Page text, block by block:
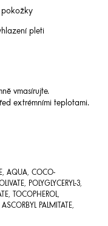
pleti
vmasírujte.
extrémními teplotami.
AQUA, COCO-
POLYGLYCERYL-3,
TOCOPHEROL,
PALMITATE,